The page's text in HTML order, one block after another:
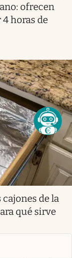
ofrecen
horas de
de la
qué sirve